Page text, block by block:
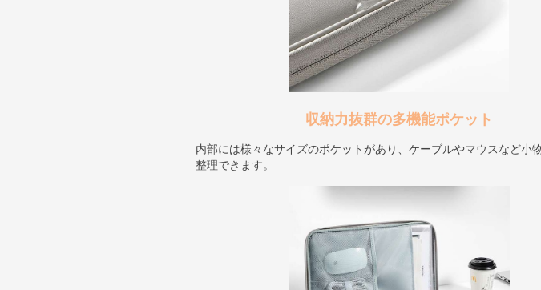
収納力抜群の多機能ポケット
内部には様々なサイズのポケットがあり、ケーブルやマウスなど小
整理できます。